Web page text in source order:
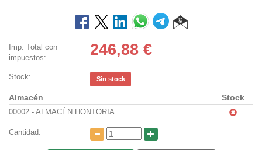
Imp. Total con
impuestos:
246,88 €
Stock: Sin stock
Almacén Stock
00002 - ALMACÉN HONTORIA
Cantidad: